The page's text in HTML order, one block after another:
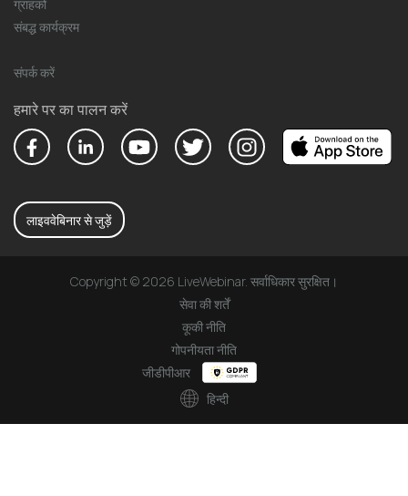
ग्राहकों
संबद्ध कार्यक्रम
संपर्क करें
हमारे पर का पालन करें
लाइववेबिनार से जुड़ें
Copyright © 2026 LiveWebinar. सर्वाधिकार सुरक्षित।
सेवा की शर्तें
कूकी नीति
गोपनीयता नीति
जीडीपीआर
हिन्दी